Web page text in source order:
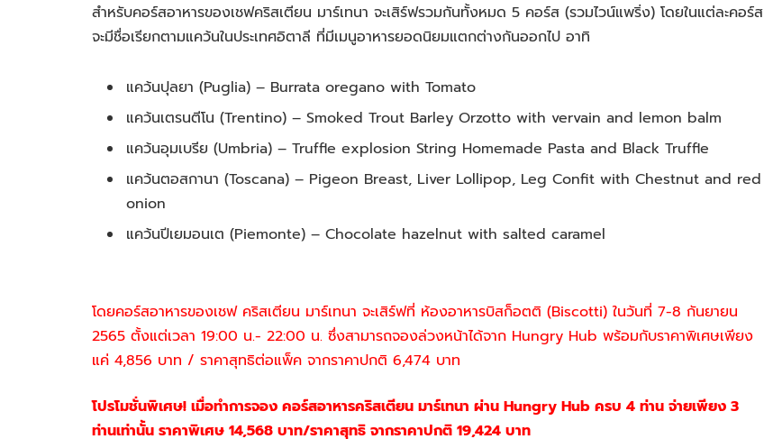
สำหรับคอร์สอาหารของเชฟคริสเตียน มาร์เทนา จะเสิร์ฟรวมกันทั้งหมด 5 คอร์ส (รวมไวน์แพริ่ง) โดยในแต่ละคอร์ส
จะมีชื่อเรียกตามแคว้นในประเทศอิตาลี ที่มีเมนูอาหารยอดนิยมแตกต่างกันออกไป อาทิ
แคว้นปุลยา (Puglia) – Burrata oregano with Tomato
แคว้นเตรนตีโน (Trentino) – Smoked Trout Barley Orzotto with vervain and lemon balm
แคว้นอุมเบรีย (Umbria) – Truffle explosion String Homemade Pasta and Black Truffle
แคว้นตอสกานา (Toscana) – Pigeon Breast, Liver Lollipop, Leg Confit with Chestnut and red
onion
แคว้นปีเยมอนเต (Piemonte) – Chocolate hazelnut with salted caramel
โดยคอร์สอาหารของเชฟ คริสเตียน มาร์เทนา จะเสิร์ฟที่ ห้องอาหารบิสก็อตติ (Biscotti) ในวันที่ 7-8 กันยายน
2565 ตั้งแต่เวลา 19:00 น.- 22:00 น. ซึ่งสามารถจองล่วงหน้าได้จาก Hungry Hub พร้อมกับราคาพิเศษเพียง
แค่ 4,856 บาท / ราคาสุทธิต่อแพ็ค จากราคาปกติ 6,474 บาท
โปรโมชั่นพิเศษ! เมื่อทำการจอง คอร์สอาหารคริสเตียน มาร์เทนา ผ่าน Hungry Hub ครบ 4 ท่าน จ่ายเพียง 3
ท่านเท่านั้น ราคาพิเศษ 14,568 บาท/ราคาสุทธิ จากราคาปกติ 19,424 บาท